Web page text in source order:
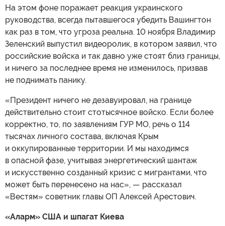
На этом фоне поражает реакция украинского
руководства, всегда пытавшегося убедить Вашингтон
как раз в том, что угроза реальна. 10 ноября Владимир
Зеленский выпустил видеоролик, в котором заявил, что
российские войска и так давно уже стоят близ границы,
и ничего за последнее время не изменилось, призвав
не поднимать панику.
«Президент ничего не дезавуировал, на границе
действительно стоит стотысячное войско. Если более
корректно, то, по заявлениям ГУР МО, речь о 114
тысячах личного состава, включая Крым
и оккупированные территории. И мы находимся
в опасной фазе, учитывая энергетический шантаж
и искусственно созданный кризис с мигрантами, что
может быть перенесено на нас», — рассказал
«Вестям» советник главы ОП Алексей Арестович.
«Аларм» США и шпагат Киева